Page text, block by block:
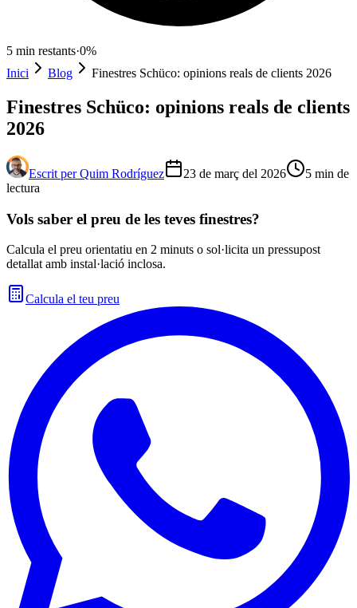
5 min restants·0%
Inici
Blog Finestres Schüco: opinions reals de clients 2026
Finestres Schüco: opinions reals de clients
2026
Escrit per Quim Rodríguez 23 de març del 2026 5 min de
lectura
Vols saber el preu de les teves finestres?
Calcula el preu orientatiu en 2 minuts o sol·licita un pressupost
detallat amb instal·lació inclosa.
Calcula el teu preu